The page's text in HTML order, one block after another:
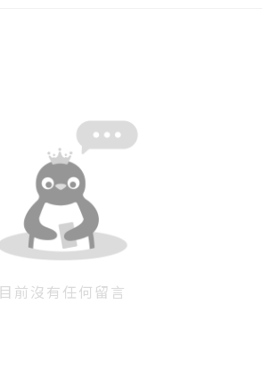
目前沒有任何留言